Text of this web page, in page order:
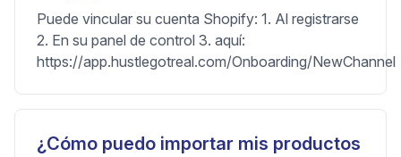
Puede vincular su cuenta Shopify: 1. Al registrarse
2. En su panel de control 3. aquí:
https://app.hustlegotreal.com/Onboarding/NewChannel
¿Cómo puedo importar mis productos